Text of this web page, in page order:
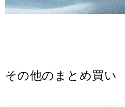
その他のまとめ買い